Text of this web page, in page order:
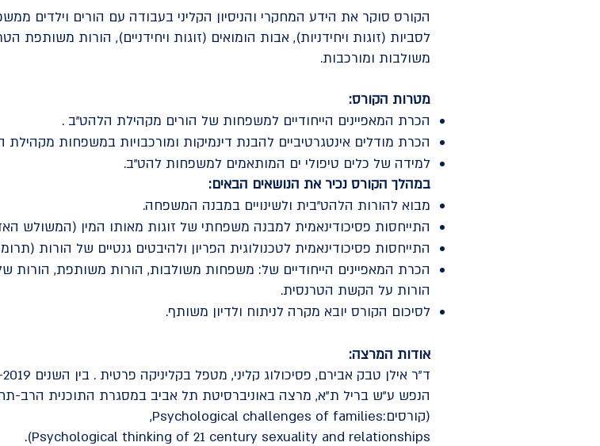
הקורס סוקר את הידע המחקרי והניסיון הקליני בעבודה עם הורים וילדים
לסביות (זוגות ויחידניות), אבות הומואים (זוגות ויחידניים), הורות
משולבות ומורכבות.
מטרות הקורס:
הכרת המאפיינים הייחודיים למשפחות של הורים מקהילת הלהט"ב .
הכרת מודלים אינטגרטיביים להבנת דינמיקות ומורכבויות במשפחות מקהילת
למידה של כלים טיפולי ים המותאמים למשפחות להט"ב.
במהלך הקורס נכיר את הנושאים הבאים:
מבוא להורות הלהט"בית ולשינויים במבנה המשפחה.
התייחסות פסיכודינאמית למבנה משפחתי של זוגות מאותו המין (המשולש
התייחסות פסיכודינאמית לטכנולוגית הפריון ולהיבטים גנטיים של הורות
הכרת המאפיינים הייחודיים של: משפחות משולבות, הורות משותפת, הורות
הורות על הקשת הטרנסית.
לסיכום הקורס יובא מקרה לניתוח ולדיון משותף.
אודות המרצה:
הנפש ע"ש בריל ת"א, מרצה באוניברסיטת תל אביב במסגרת התוכנית הרב-
(קורסים:Psychological challenges of families,
.(Psychological thinking of 21 century sexuality and relationships